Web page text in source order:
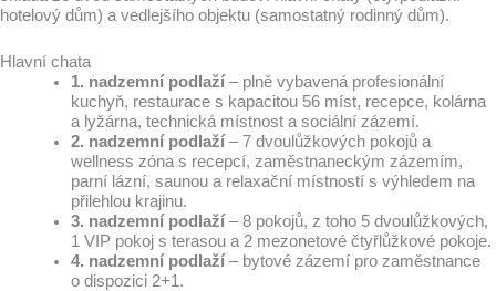
hotelový dům) a vedlejšího objektu (samostatný rodinný dům).
Hlavní chata
1. nadzemní podlaží– plně vybavená profesionální
kuchyň, restaurace s kapacitou 56 míst, recepce, kolárna
a lyžárna, technická místnost a sociální zázemí.
2. nadzemní podlaží– 7 dvoulůžkových pokojů a
wellness zóna s recepcí, zaměstnaneckým zázemím,
parní lázní, saunou a relaxační místností s výhledem na
přilehlou krajinu.
3. nadzemní podlaží– 8 pokojů, z toho 5 dvoulůžkových,
1 VIP pokoj s terasou a 2 mezonetové čtyřlůžkové pokoje.
4. nadzemní podlaží– bytové zázemí pro zaměstnance
o dispozici 2+1.